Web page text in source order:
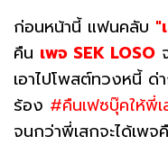
ก่อนหน้านี้ แฟนคลับ "
คืน เพจ SEK LOSO
เอาไปโพสต์ทวงหนี้ ด่
ร้อง #คืนเฟซบุ๊คให้พี่
จนกว่าพี่เสกจะได้เพจ